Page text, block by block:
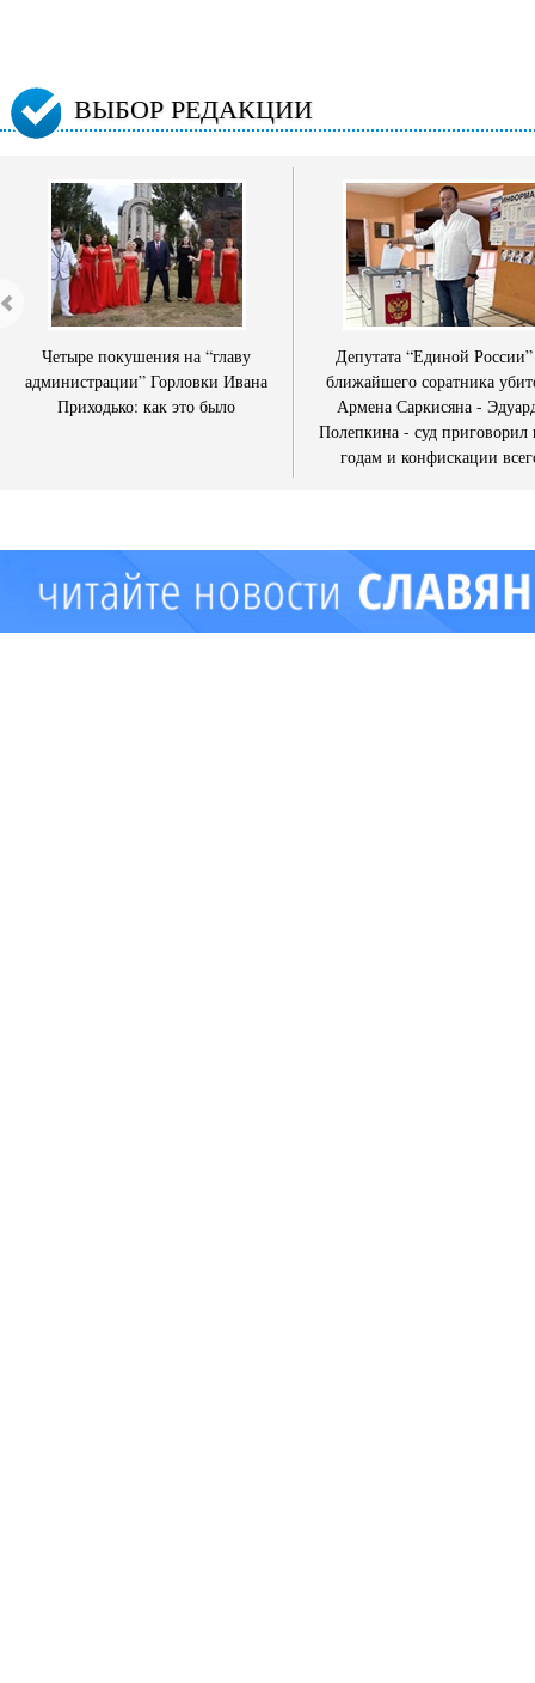
ВЫБОР РЕДАКЦИИ
Четыре покушения на “главу
администрации” Горловки Ивана
Приходько: как это было
Депутата “Единой
ближайшего соратника
Армена Саркисяна -
Полепкина - суд приговорил
годам и конфискации